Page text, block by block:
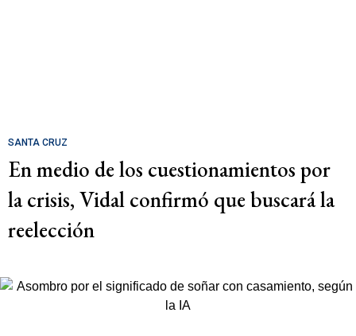
SANTA CRUZ
En medio de los cuestionamientos por
la crisis, Vidal confirmó que buscará la
reelección